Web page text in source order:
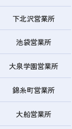
下北沢営業所
池袋営業所
大泉学園営業所
錦糸町営業所
大船営業所